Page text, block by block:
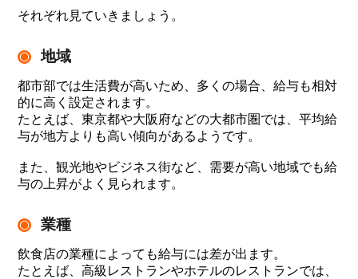
それぞれ見ていきましょう。
地域
都市部では生活費が高いため、多くの場合、給与も相対
的に高く設定されます。
たとえば、東京都や大阪府などの大都市圏では、平均給
与が地方よりも高い傾向があるようです。
また、観光地やビジネス街など、需要が高い地域でも給
与の上昇がよく見られます。
業種
飲食店の業種によっても給与には差が出ます。
たとえば、高級レストランやホテルのレストランでは、